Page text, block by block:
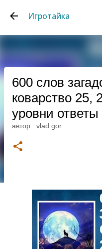
Игротайка
600 слов
коварство 25,
уровни ответы
автор : vlad gor